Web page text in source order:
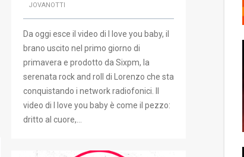
JOVANOTTI
Da oggi esce il video di I love you baby, il
brano uscito nel primo giorno di
primavera e prodotto da Sixpm, la
serenata rock and roll di Lorenzo che sta
conquistando i network radiofonici. Il
video di I love you baby è come il pezzo:
dritto al cuore,…